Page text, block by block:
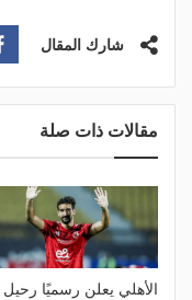
شارك المقال
مقالات ذات صلة
الأهلي يعلن رسميًا